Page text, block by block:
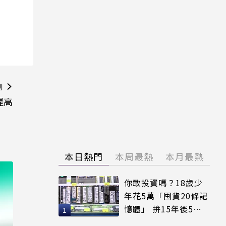
高
本日熱門 本周最熱 本月最熱
你敢投資嗎？18歲少
年花5萬「囤貨20條記
憶體」 拚15年後5倍